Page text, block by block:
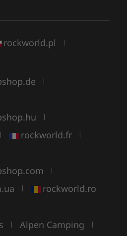
rockworld.pl |
|
|
| rockworld.fr |
|
| rockworld.ro
| Alpen Camping |